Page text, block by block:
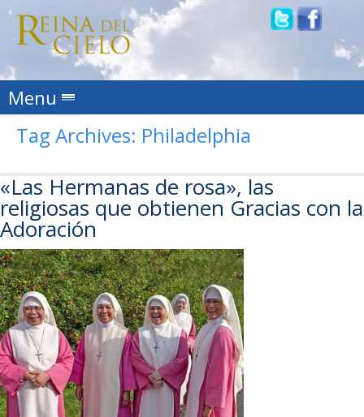
Menu Skip to content
Tag Archives: Philadelphia
«Las Hermanas de rosa», las
religiosas que obtienen Gracias con la
Adoración